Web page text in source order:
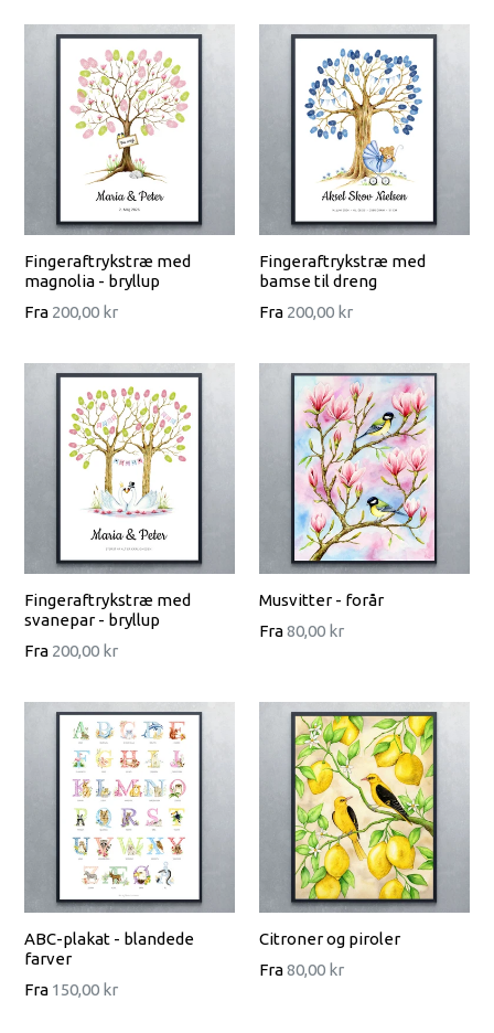
Fingeraftrykstræ med
magnolia - bryllup
Fra 200,00 kr
Fingeraftrykstræ med
bamse til dreng
Fra 200,00 kr
Fingeraftrykstræ med
svanepar - bryllup
Fra 200,00 kr
Musvitter - forår
Fra80,00 kr
ABC-plakat - blandede
farver
Fra 150,00 kr
Citroner og piroler
Fra80,00 kr